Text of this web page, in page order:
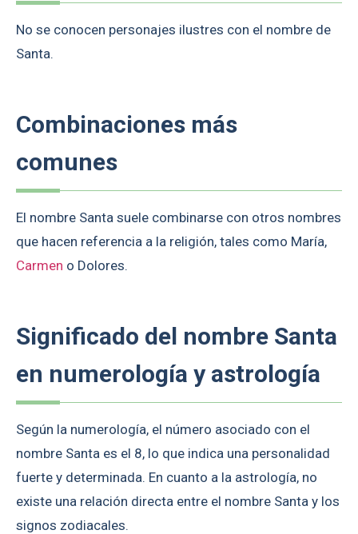
No se conocen personajes ilustres con el nombre de
Santa.
Combinaciones más
comunes
El nombre Santa suele combinarse con otros nombres
que hacen referencia a la religión, tales como María,
Carmen o Dolores.
Significado del nombre Santa
en numerología y astrología
Según la numerología, el número asociado con el
nombre Santa es el 8, lo que indica una personalidad
fuerte y determinada. En cuanto a la astrología, no
existe una relación directa entre el nombre Santa y los
signos zodiacales.